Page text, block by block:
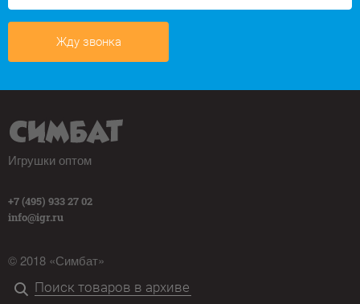
Жду звонка
Игрушки оптом
+7 (495) 933 27 02
info@igr.ru
© 2018 «Симбат»